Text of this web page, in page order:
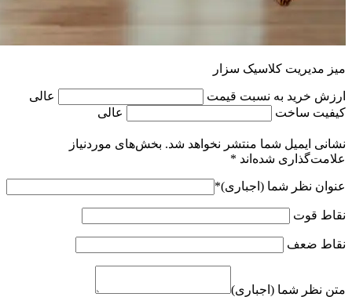
میز مدیریت کلاسیک سزار
ارزش خرید به نسبت قیمت
عالی
کیفیت ساخت
عالی
نشانی ایمیل شما منتشر نخواهد شد. بخش‌های موردنیاز
علامت‌گذاری شده‌اند *
عنوان نظر شما (اجباری)*
نقاط قوت
نقاط ضعف
متن نظر شما (اجباری)